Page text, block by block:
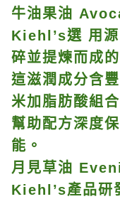
牛油果油
Kiehl’s選 用
碎並提煉而成
這滋潤成分含
米加脂肪酸組合
幫助配方深度
能。
月見草油
Kiehl’s產品研